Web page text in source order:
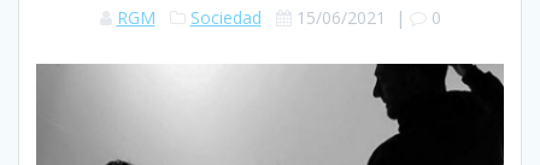
RGM Sociedad 15/06/2021 | 0